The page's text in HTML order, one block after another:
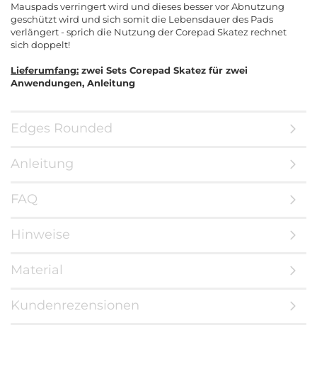
Mauspads verringert wird und dieses besser vor Abnutzung
geschützt wird und sich somit die Lebensdauer des Pads
verlängert - sprich die Nutzung der Corepad Skatez rechnet
sich doppelt!
Lieferumfang: zwei Sets Corepad Skatez für zwei
Anwendungen, Anleitung
Edges Rounded
Anleitung
FAQ
Hinweise
Material
Kundenrezensionen